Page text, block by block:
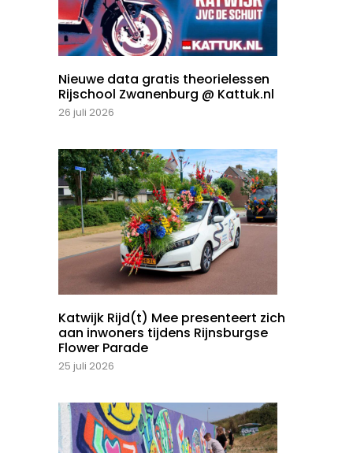
Nieuwe data gratis theorielessen
Rijschool Zwanenburg @ Kattuk.nl
26 juli 2026
Katwijk Rijd(t) Mee presenteert zich
aan inwoners tijdens Rijnsburgse
Flower Parade
25 juli 2026